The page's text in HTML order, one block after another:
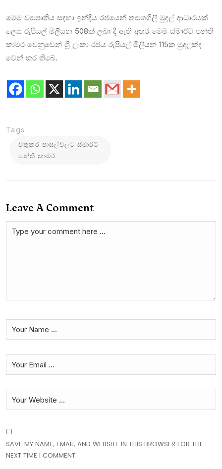
මෙම ව්‍යාපෘතිය සඳහා ඉන්දීය රජයෙන් ත්‍යාගශීලී මුදල් ආධාරයක්
ලෙස රුපියල් මිලියන 508ක් ලබා දී ඇති අතර මෙම ස්මාර්ට් පන්ති
කාමර වෙනුවෙන් ශ්‍රී ලංකා රජය රුපියල් මිලියන 115ක මුදලක්ද
වෙන් කර තිබේ.
Tags:
වතුකර පාසල්වලට ස්මාර්ට්
පන්ති කාමර
Leave A Comment
SAVE MY NAME, EMAIL, AND WEBSITE IN THIS BROWSER FOR THE
NEXT TIME I COMMENT.